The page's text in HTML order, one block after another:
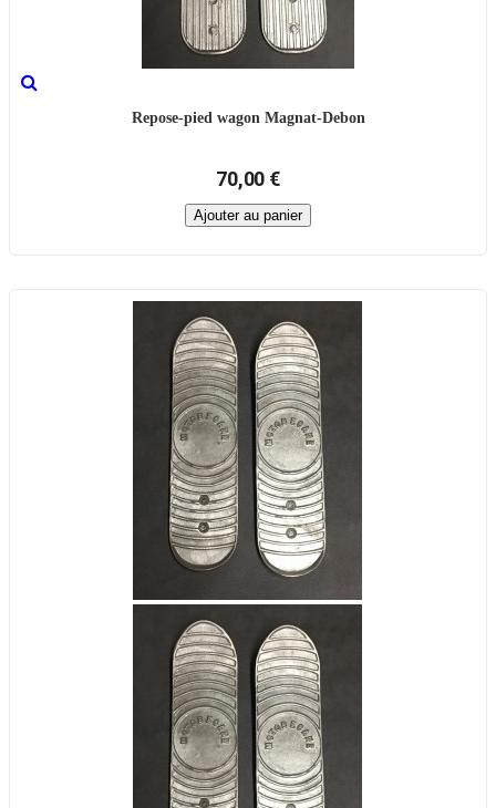
Repose-pied wagon Magnat-Debon
70,00 €
Ajouter au panier